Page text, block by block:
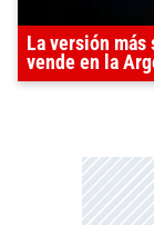
La versión
vende en la